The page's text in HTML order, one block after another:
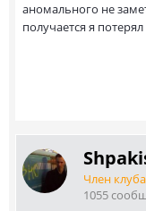
аномального не
получается я
Член клуба
1055